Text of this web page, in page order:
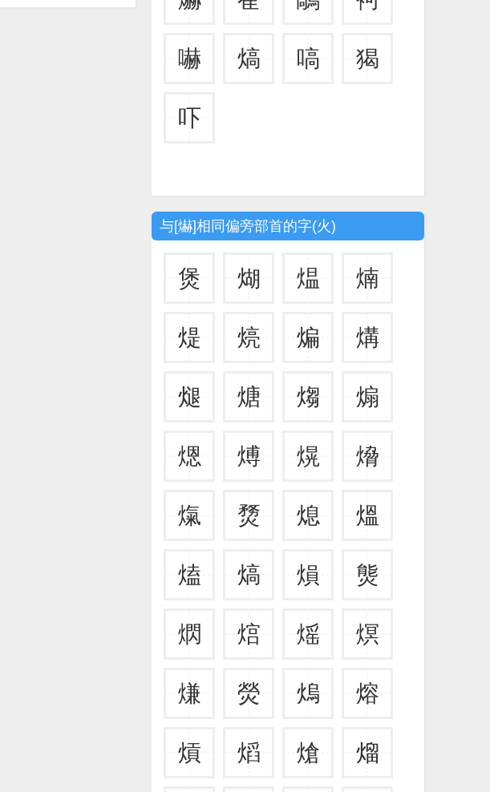
嚇 熇 嗃 猲
吓
与[爀]相同偏旁部首的字(火)
煲 煳 煴 煵
煶 煷 煸 煹
煺 煻 煼 煽
煾 煿 熀 熁
熂 熃 熄 熅
熆 熇 熉 熋
熌 熍 熎 熐
熑 熒 熓 熔
熕 熖 熗 熘